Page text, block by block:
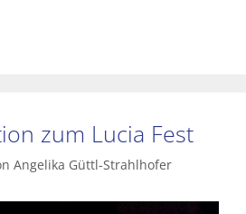
zum Lucia Fest
Angelika Güttl-Strahlhofer